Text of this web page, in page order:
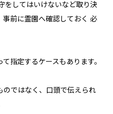
をしてはいけないなど取り決
事前に霊園へ確認しておく 必
指定するケースもあります。
のではなく、口頭で伝えられ